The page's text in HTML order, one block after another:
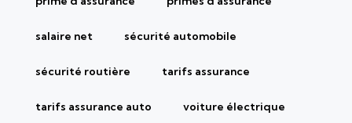
salaire net sécurité automobile
sécurité routière tarifs assurance
tarifs assurance auto voiture électrique